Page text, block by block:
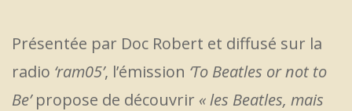
Présentée par Doc Robert et diffusé sur la
radio ‘ram05’, l’émission ‘To Beatles or not to
Be’propose de découvrir « les Beatles, mais